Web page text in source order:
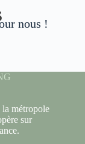
nous !
la métropole
sur